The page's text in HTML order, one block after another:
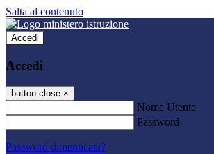
Salta al contenuto
Accedi
Accedi
button close ×
Nome Utente
Password
Password dimenticata?